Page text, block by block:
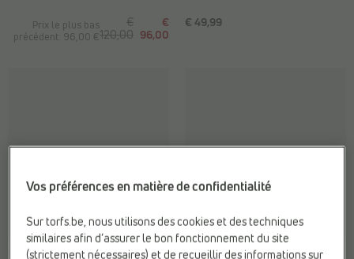
Prix le plus bas
précédent: 96,00 €
€
120,00
€
96,00
€ 49,99
NU-PIEDS PLATES
-20%
NU-PIEDS CASUAL
Vos préférences en matière de confidentialité
Sur torfs.be, nous utilisons des cookies et des techniques
similaires afin d’assurer le bon fonctionnement du site
(strictement nécessaires) et de recueillir des informations sur